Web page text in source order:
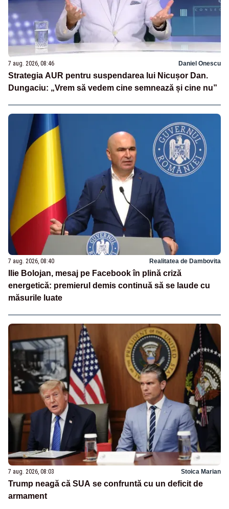
7 aug. 2026, 08:46 Daniel Onescu
Strategia AUR pentru suspendarea lui Nicușor Dan.
Dungaciu: „Vrem să vedem cine semnează și cine nu”
7 aug. 2026, 08:40 Realitatea de Dambovita
Ilie Bolojan, mesaj pe Facebook în plină criză
energetică: premierul demis continuă să se laude cu
măsurile luate
7 aug. 2026, 08:03 Stoica Marian
Trump neagă că SUA se confruntă cu un deficit de
armament